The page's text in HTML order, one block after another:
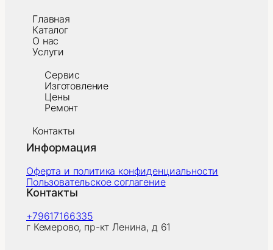
Главная
Каталог
О нас
Услуги
Сервис
Изготовление
Цены
Ремонт
Контакты
Информация
Оферта и политика конфиденциальности
Пользовательское соглагение
Контакты
+79617166335
г Кемерово, пр-кт Ленина, д 61